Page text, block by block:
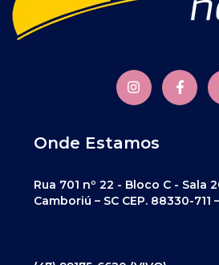
Onde Estamos
Rua 701 nº 22 - Bloco C - Sala
Camboriú – SC CEP. 88330-711